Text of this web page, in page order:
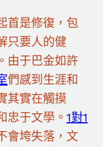
首是修復，包
只要人的健
由于巴金如許
們感到生涯和
其實在觸摸
忠于文學。 1對1
會垮失落，文